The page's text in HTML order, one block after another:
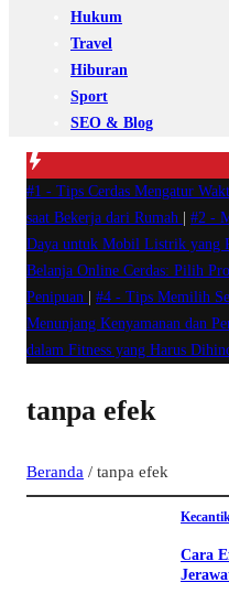
Hukum
Travel
Hiburan
Sport
SEO & Blog
#1 - Tips Cerdas Mengatur
saat Bekerja dari Rumah
#2 -
Daya untuk Mobil Listrik yang
Belanja Online Cerdas: Pilih
Penipuan
#4 - Tips Memilih
Menunjang Kenyamanan dan
dalam Fitness yang Harus
tanpa efek
Beranda / tanpa efek
Cara